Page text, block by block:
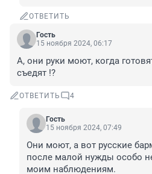
ОТВЕТИТЬ
Гость
15 ноября 2024, 06:17
А, они руки моют, когда
съедят !?
ОТВЕТИТЬ 4
Гость
15 ноября 2024, 07:49
Они моют, а вот русские
после малой нужды особо
моим наблюдениям.